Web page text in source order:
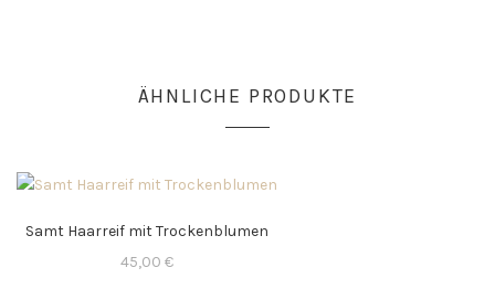
ÄHNLICHE PRODUKTE
Samt Haarreif mit Trockenblumen
45,00 €